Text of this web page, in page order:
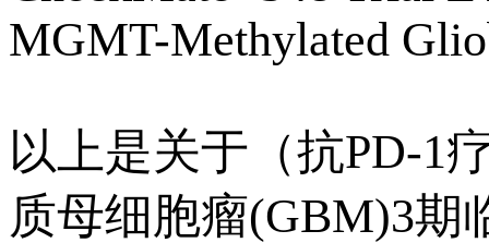
MGMT-Methylated
以上是关于（抗PD-1
质母细胞瘤(GBM)3期